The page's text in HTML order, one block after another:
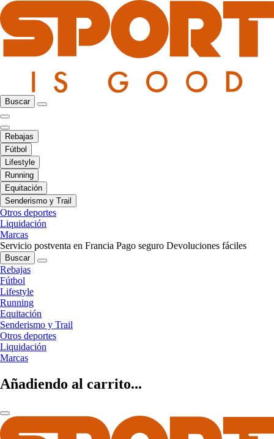
Buscar
Rebajas
Fútbol
Lifestyle
Running
Equitación
Senderismo y Trail
Otros deportes
Liquidación
Marcas
Servicio postventa en Francia Pago seguro Devoluciones fáciles
Buscar
Rebajas
Fútbol
Lifestyle
Running
Equitación
Senderismo y Trail
Otros deportes
Liquidación
Marcas
Añadiendo al carrito...